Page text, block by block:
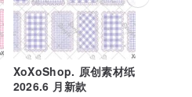
XoXoShop. 原创素材纸
2026.6 月新款